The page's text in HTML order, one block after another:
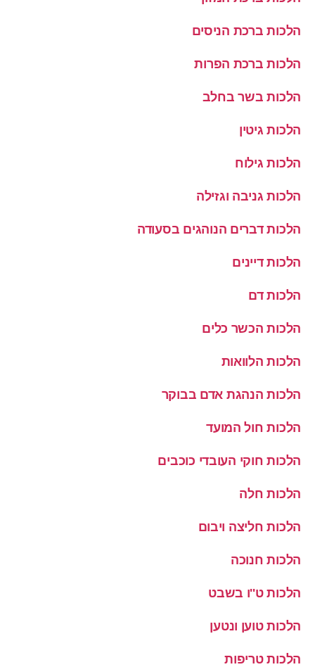
הלכות ברכת הניסים
הלכות ברכת הפרות
הלכות בשר בחלב
הלכות גיטין
הלכות גילוח
הלכות גניבה וגזילה
הלכות דברים הנוהגים בסעודה
הלכות דיינים
הלכות דם
הלכות הכשר כלים
הלכות הלוואות
הלכות הנהגת אדם בבוקר
הלכות חול המועד
הלכות חוקי העובדי כוכבים
הלכות חלה
הלכות חליצה ויבום
הלכות חנוכה
הלכות ט''ו בשבט
הלכות טוען ונטען
הלכות טריפות